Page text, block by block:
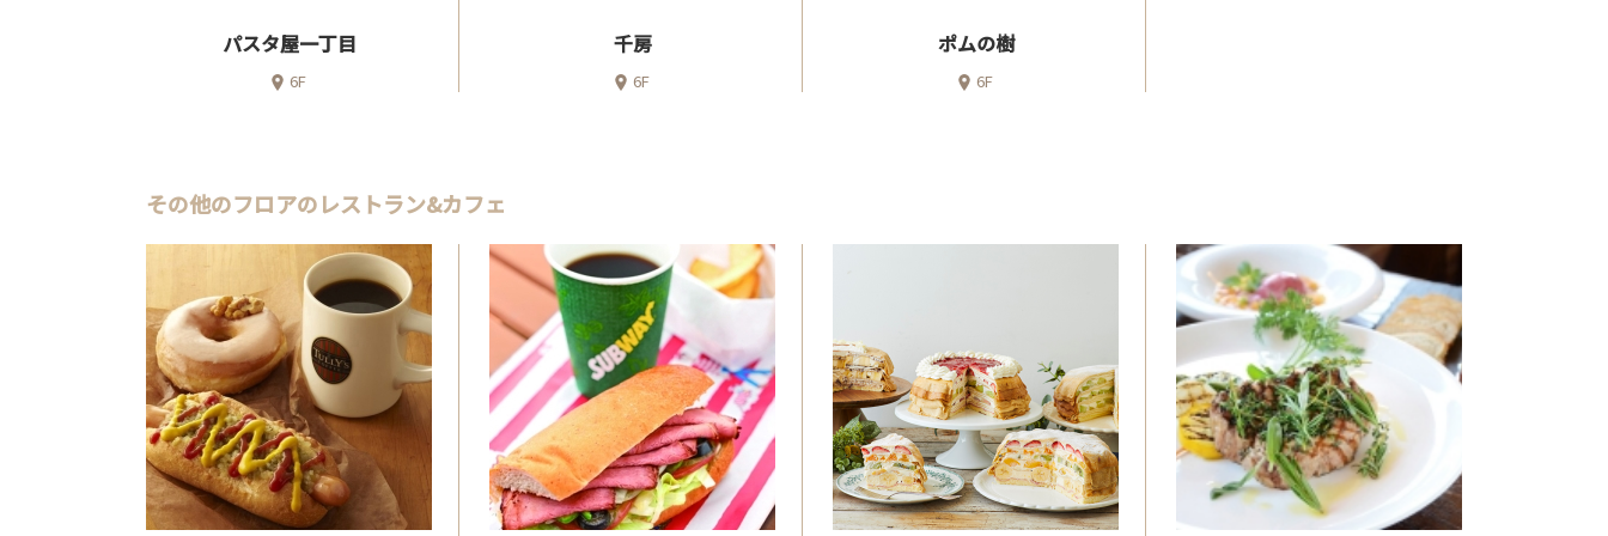
パスタ屋一丁目
6F
千房
6F
ポムの樹
6F
その他のフロアのレストラン&カフェ